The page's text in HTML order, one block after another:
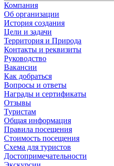
Компания
Об организации
История создания
Цели и задачи
Территория и Природа
Контакты и реквизиты
Руководство
Вакансии
Как добраться
Вопросы и ответы
Награды и сертификаты
Отзывы
Туристам
Общая информация
Правила посещения
Стоимость посещения
Схема для туристов
Достопримечательности